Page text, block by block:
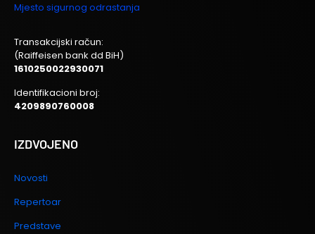
Mjesto sigurnog odrastanja
Transakcijski račun:
(Raiffeisen bank dd BiH)
1610250022930071
Identifikacioni broj:
4209890760008
IZDVOJENO
Novosti
Repertoar
Predstave